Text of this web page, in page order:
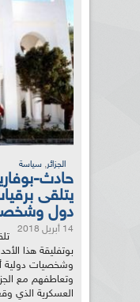
الجزائر, سياسة
حادث-
يتلقى
دول
14 أبريل 2018
بوتفليقة هذا
وشخصيات دولية
وتعاطفهم مع
العسكرية الذي